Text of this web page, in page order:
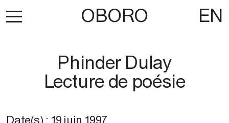
OBORO EN
Phinder Dulay
Lecture de poésie
Date(s) : 19 juin 1997